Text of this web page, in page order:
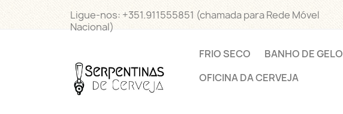
Ligue-nos: +351.911555851 (chamada para Rede Móvel
Nacional)
FRIO SECO BANHO DE GELO
OFICINA DA CERVEJA